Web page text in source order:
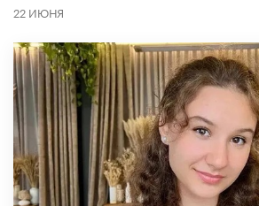
22 ИЮНЯ